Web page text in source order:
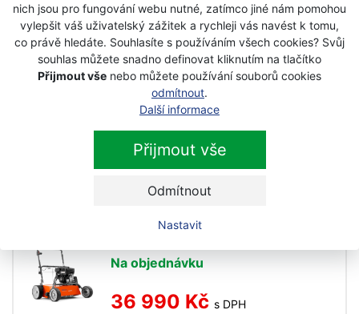
nich jsou pro fungování webu nutné, zatímco jiné nám pomohou
vylepšit váš uživatelský zážitek a rychleji vás navést k tomu,
co právě hledáte. Souhlasíte s používáním všech cookies? Svůj
souhlas můžete snadno definovat kliknutím na tlačítko
Přijmout vše nebo můžete používání souborů cookies
odmítnout.
Další informace
Přijmout vše
Odmítnout
Nastavit
Husqvarna TF 335 kultivátor
Na objednávku
22 490 Kč s DPH
Husqvarna TR 348 kultivátor
Na objednávku
39 990 Kč
Na objednávku
36 990 Kč s DPH